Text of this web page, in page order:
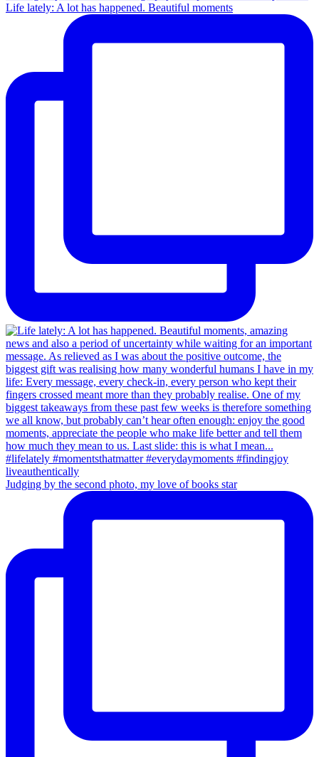
Life lately: A lot has happened. Beautiful moments
Judging by the second photo, my love of books star